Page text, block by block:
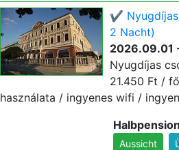
✔️ Nyugdíjas
2 Nacht)
2026.09.01
Nyugdíjas
21.450 Ft /
használata / ingyenes wifi /
Halbpension
Aussicht